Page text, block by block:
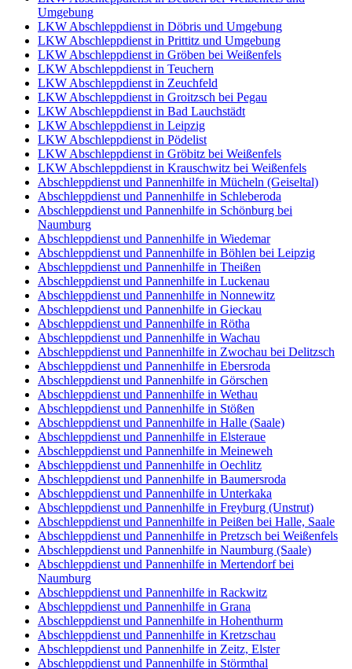
Umgebung
LKW Abschleppdienst in Döbris und Umgebung
LKW Abschleppdienst in Prittitz und Umgebung
LKW Abschleppdienst in Gröben bei Weißenfels
LKW Abschleppdienst in Teuchern
LKW Abschleppdienst in Zeuchfeld
LKW Abschleppdienst in Groitzsch bei Pegau
LKW Abschleppdienst in Bad Lauchstädt
LKW Abschleppdienst in Leipzig
LKW Abschleppdienst in Pödelist
LKW Abschleppdienst in Gröbitz bei Weißenfels
LKW Abschleppdienst in Krauschwitz bei Weißenfels
Abschleppdienst und Pannenhilfe in Mücheln (Geiseltal)
Abschleppdienst und Pannenhilfe in Schleberoda
Abschleppdienst und Pannenhilfe in Schönburg bei
Naumburg
Abschleppdienst und Pannenhilfe in Wiedemar
Abschleppdienst und Pannenhilfe in Böhlen bei Leipzig
Abschleppdienst und Pannenhilfe in Theißen
Abschleppdienst und Pannenhilfe in Luckenau
Abschleppdienst und Pannenhilfe in Nonnewitz
Abschleppdienst und Pannenhilfe in Gieckau
Abschleppdienst und Pannenhilfe in Rötha
Abschleppdienst und Pannenhilfe in Wachau
Abschleppdienst und Pannenhilfe in Zwochau bei Delitzsch
Abschleppdienst und Pannenhilfe in Ebersroda
Abschleppdienst und Pannenhilfe in Görschen
Abschleppdienst und Pannenhilfe in Wethau
Abschleppdienst und Pannenhilfe in Stößen
Abschleppdienst und Pannenhilfe in Halle (Saale)
Abschleppdienst und Pannenhilfe in Elsteraue
Abschleppdienst und Pannenhilfe in Meineweh
Abschleppdienst und Pannenhilfe in Oechlitz
Abschleppdienst und Pannenhilfe in Baumersroda
Abschleppdienst und Pannenhilfe in Unterkaka
Abschleppdienst und Pannenhilfe in Freyburg (Unstrut)
Abschleppdienst und Pannenhilfe in Peißen bei Halle, Saale
Abschleppdienst und Pannenhilfe in Pretzsch bei Weißenfels
Abschleppdienst und Pannenhilfe in Naumburg (Saale)
Abschleppdienst und Pannenhilfe in Mertendorf bei
Naumburg
Abschleppdienst und Pannenhilfe in Rackwitz
Abschleppdienst und Pannenhilfe in Grana
Abschleppdienst und Pannenhilfe in Hohenthurm
Abschleppdienst und Pannenhilfe in Kretzschau
Abschleppdienst und Pannenhilfe in Zeitz, Elster
Abschleppdienst und Pannenhilfe in Störmthal